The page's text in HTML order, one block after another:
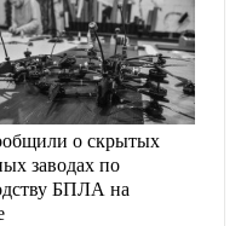
о скрытых
заводах по
БПЛА на